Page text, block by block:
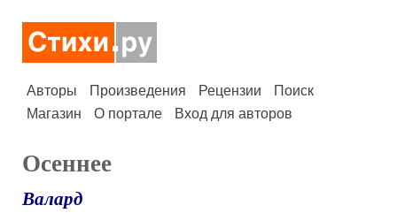
Авторы Произведения Рецензии
Поиск
Магазин
О портале Вход для авторов
Осеннее
Валард